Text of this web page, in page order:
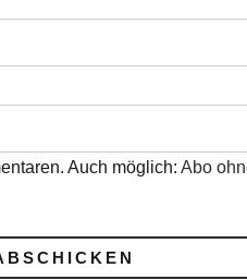
Auch möglich: Abo